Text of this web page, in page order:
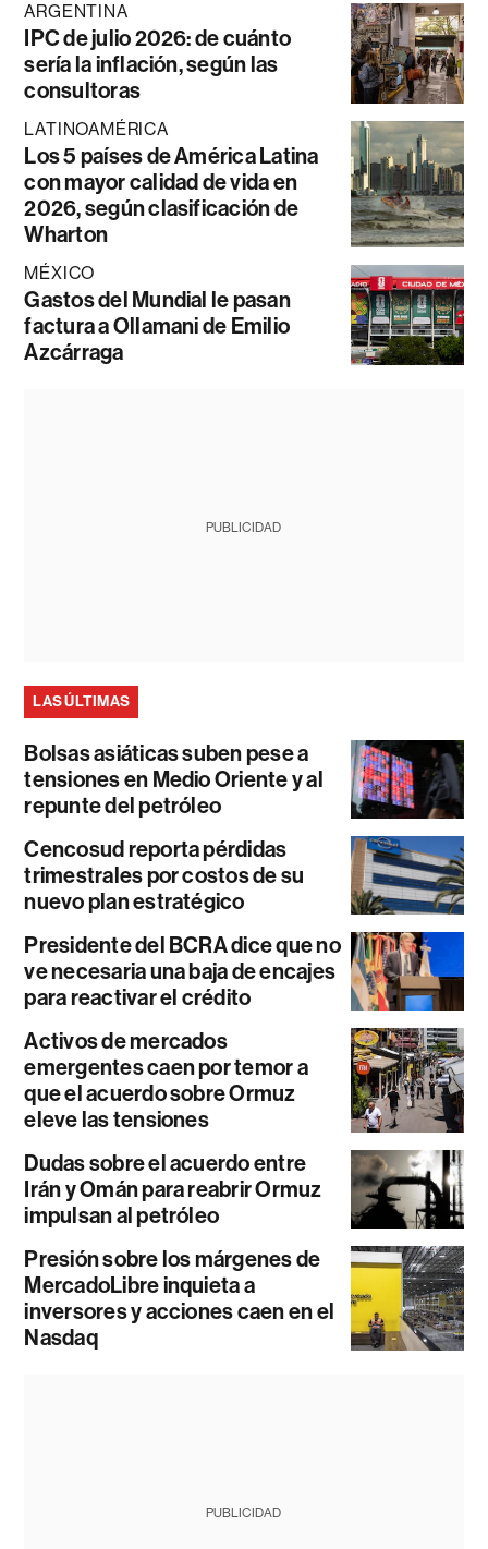
ARGENTINA
IPC de julio 2026: de cuánto
sería la inflación, según las
consultoras
LATINOAMÉRICA
Los 5 países de América Latina
con mayor calidad de vida en
2026, según clasificación de
Wharton
MÉXICO
Gastos del Mundial le pasan
factura a Ollamani de Emilio
Azcárraga
PUBLICIDAD
LAS ÚLTIMAS
Bolsas asiáticas suben pese a
tensiones en Medio Oriente y al
repunte del petróleo
Cencosud reporta pérdidas
trimestrales por costos de su
nuevo plan estratégico
Presidente del BCRA dice que no
ve necesaria una baja de encajes
para reactivar el crédito
Activos de mercados
emergentes caen por temor a
que el acuerdo sobre Ormuz
eleve las tensiones
Dudas sobre el acuerdo entre
Irán y Omán para reabrir Ormuz
impulsan al petróleo
Presión sobre los márgenes de
MercadoLibre inquieta a
inversores y acciones caen en el
Nasdaq
PUBLICIDAD